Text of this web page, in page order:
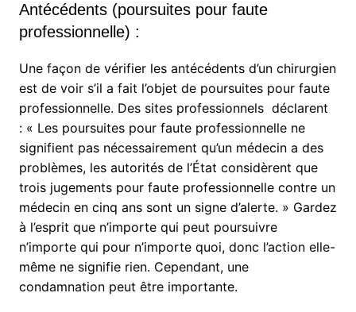
Antécédents (poursuites pour faute
professionnelle) :
Une façon de vérifier les antécédents d’un chirurgien
est de voir s’il a fait l’objet de poursuites pour faute
professionnelle. Des sites professionnels déclarent
: « Les poursuites pour faute professionnelle ne
signifient pas nécessairement qu’un médecin a des
problèmes, les autorités de l’État considèrent que
trois jugements pour faute professionnelle contre un
médecin en cinq ans sont un signe d’alerte. » Gardez
à l’esprit que n’importe qui peut poursuivre
n’importe qui pour n’importe quoi, donc l’action elle-
même ne signifie rien. Cependant, une
condamnation peut être importante.